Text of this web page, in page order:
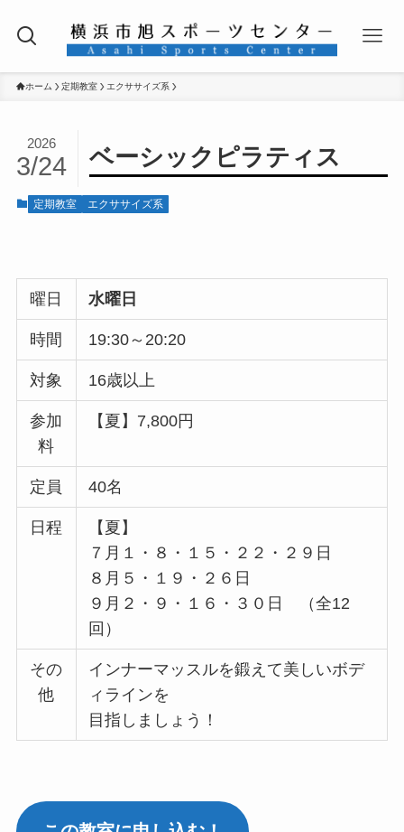
ホーム 定期教室 エクササイズ系
ベーシックピラティス
2026
3/24
定期教室 エクササイズ系
曜日 水曜日
時間 19:30～20:20
対象 16歳以上
参加
料
【夏】7,800円
定員 40名
日程
【夏】
７月１・８・１５・２２・２９日
８月５・１９・２６日
９月２・９・１６・３０日 （全12
回）
その
他
インナーマッスルを鍛えて美しいボデ
ィラインを
目指しましょう！